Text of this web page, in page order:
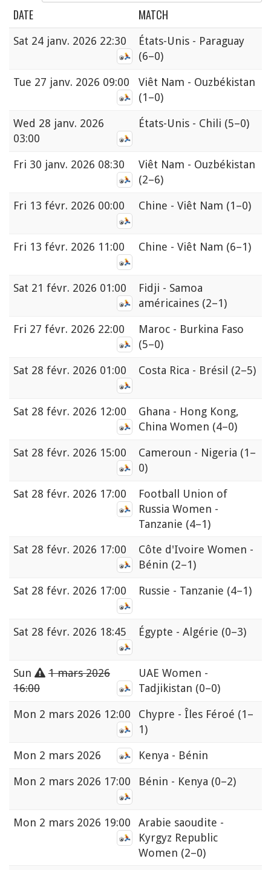
DATE MATCH
Sat 24 janv. 2026 22:30
États-Unis - Paraguay
(6–0)
Tue 27 janv. 2026 09:00
Viêt Nam - Ouzbékistan
(1–0)
Wed 28 janv. 2026
03:00
États-Unis - Chili (5–0)
Fri 30 janv. 2026 08:30
Viêt Nam - Ouzbékistan
(2–6)
Fri 13 févr. 2026 00:00 Chine - Viêt Nam (1–0)
Fri 13 févr. 2026 11:00 Chine - Viêt Nam (6–1)
Sat 21 févr. 2026 01:00
Fidji - Samoa
américaines (2–1)
Fri 27 févr. 2026 22:00
Maroc - Burkina Faso
(5–0)
Sat 28 févr. 2026 01:00 Costa Rica - Brésil (2–5)
Sat 28 févr. 2026 12:00
Ghana - Hong Kong,
China Women (4–0)
Sat 28 févr. 2026 15:00 Cameroun - Nigeria (1–
0)
Sat 28 févr. 2026 17:00
Football Union of
Russia Women -
Tanzanie (4–1)
Sat 28 févr. 2026 17:00
Côte d'Ivoire Women -
Bénin (2–1)
Sat 28 févr. 2026 17:00 Russie - Tanzanie (4–1)
Sat 28 févr. 2026 18:45 Égypte - Algérie (0–3)
Sun
1 mars 2026
16:00
UAE Women -
Tadjikistan (0–0)
Mon 2 mars 2026 12:00 Chypre - Îles Féroé (1–
1)
Mon 2 mars 2026 Kenya - Bénin
Mon 2 mars 2026 17:00 Bénin - Kenya (0–2)
Mon 2 mars 2026 19:00
Arabie saoudite -
Kyrgyz Republic
Women (2–0)